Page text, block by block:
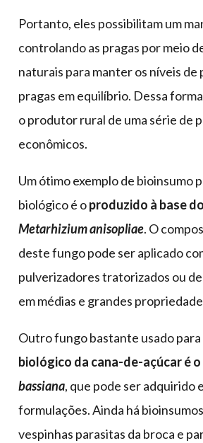
Portanto, eles possibilitam um
controlando as pragas por meio
naturais para manter os níveis de
pragas em equilíbrio. Dessa
o produtor rural de uma série de
econômicos.
Um ótimo exemplo de bioinsumo
biológico é oproduzido à base
Metarhizium anisopliae. O
deste fungo pode ser aplicado
pulverizadores tratorizados ou
em médias e grandes
Outro fungo bastante usado para
biológico da cana-de-açúcar é o
bassiana, que pode ser adquirido
formulações. Ainda há
vespinhas parasitas da broca e